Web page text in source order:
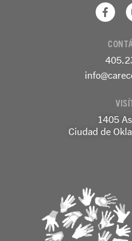
F
a
b
o
o
k
1405
Ciudad de